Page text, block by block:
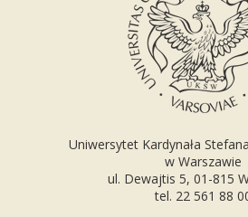
Uniwersytet Kardynała
w Warszawie
ul. Dewajtis 5, 01-815
tel. 22 561 88